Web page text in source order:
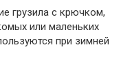
грузила с крючком,
или маленьких
при зимней